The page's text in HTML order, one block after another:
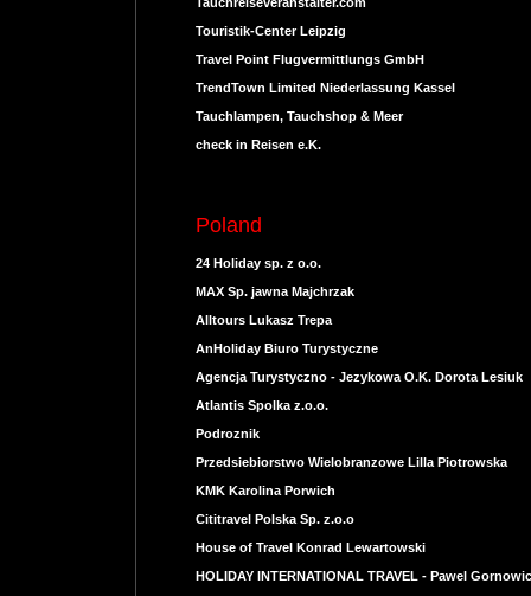
Touristik-Center Leipzig
Travel Point Flugvermittlungs GmbH
TrendTown Limited Niederlassung Kassel
Tauchlampen, Tauchshop & Meer
check in Reisen e.K.
Poland
24 Holiday sp. z o.o.
MAX Sp. jawna Majchrzak
Alltours Lukasz Trepa
AnHoliday Biuro Turystyczne
Agencja Turystyczno - Jezykowa O.K. Dorota Lesiuk
Atlantis Spolka z.o.o.
Podroznik
Przedsiebiorstwo Wielobranzowe Lilla Piotrowska
KMK Karolina Porwich
Cititravel Polska Sp. z.o.o
House of Travel Konrad Lewartowski
HOLIDAY INTERNATIONAL TRAVEL - Pawel